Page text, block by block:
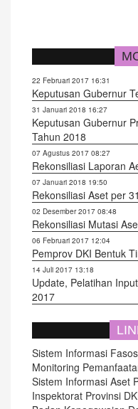
22 Februari 2017 16:31
Keputusan Gubernur
31 Januari 2018 16:27
Keputusan Gubernur
Tahun 2018
07 Agustus 2017 08:27
Rekonsiliasi Laporan
07 Januari 2018 19:50
Rekonsiliasi Aset per
02 Desember 2017 08:48
Rekonsiliasi Mutasi
06 Februari 2017 12:04
Pemprov DKI Bentuk
14 Juli 2017 13:18
Update, Pelatihan
2017
Sistem Informasi
Monitoring
Sistem Informasi Aset
Inspektorat Provinsi